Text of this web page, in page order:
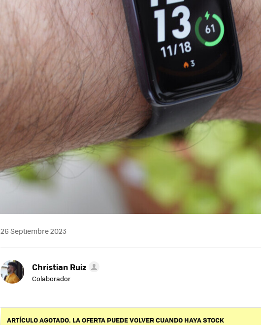
26 Septiembre 2023
Christian Ruiz
Colaborador
ARTÍCULO AGOTADO. LA OFERTA PUEDE VOLVER CUANDO HAYA STOCK